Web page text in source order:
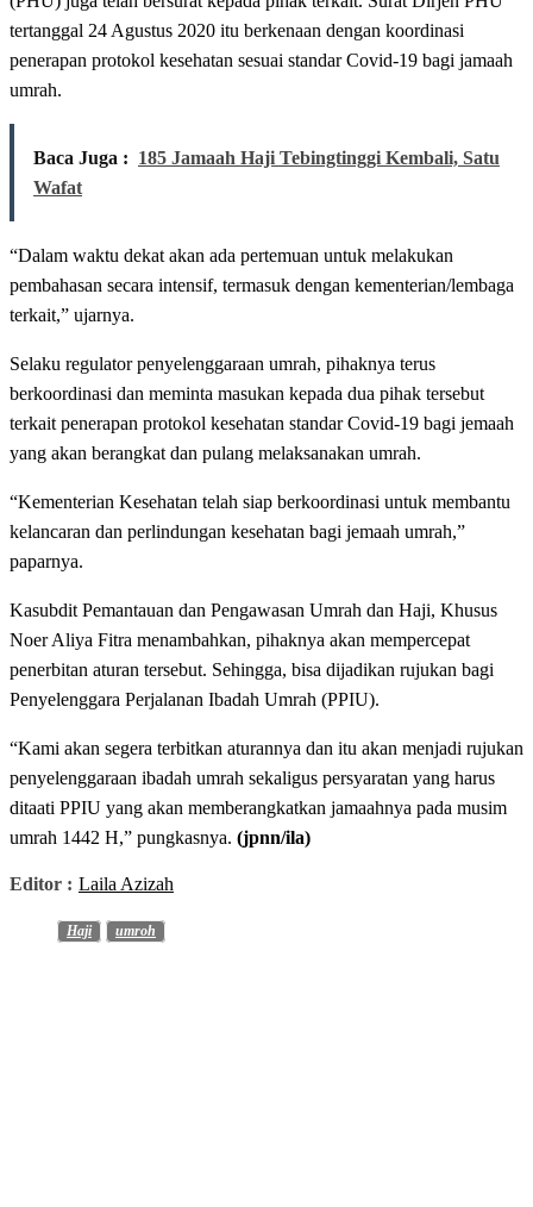
tertanggal 24 Agustus 2020 itu berkenaan dengan koordinasi
penerapan protokol kesehatan sesuai standar Covid-19 bagi jamaah
umrah.
Baca Juga : 185 Jamaah Haji Tebingtinggi Kembali, Satu
Wafat
“Dalam waktu dekat akan ada pertemuan untuk melakukan
pembahasan secara intensif, termasuk dengan kementerian/lembaga
terkait,” ujarnya.
Selaku regulator penyelenggaraan umrah, pihaknya terus
berkoordinasi dan meminta masukan kepada dua pihak tersebut
terkait penerapan protokol kesehatan standar Covid-19 bagi jemaah
yang akan berangkat dan pulang melaksanakan umrah.
“Kementerian Kesehatan telah siap berkoordinasi untuk membantu
kelancaran dan perlindungan kesehatan bagi jemaah umrah,”
paparnya.
Kasubdit Pemantauan dan Pengawasan Umrah dan Haji, Khusus
Noer Aliya Fitra menambahkan, pihaknya akan mempercepat
penerbitan aturan tersebut. Sehingga, bisa dijadikan rujukan bagi
Penyelenggara Perjalanan Ibadah Umrah (PPIU).
“Kami akan segera terbitkan aturannya dan itu akan menjadi rujukan
penyelenggaraan ibadah umrah sekaligus persyaratan yang harus
ditaati PPIU yang akan memberangkatkan jamaahnya pada musim
umrah 1442 H,” pungkasnya. (jpnn/ila)
Editor : Laila Azizah
Haji umroh